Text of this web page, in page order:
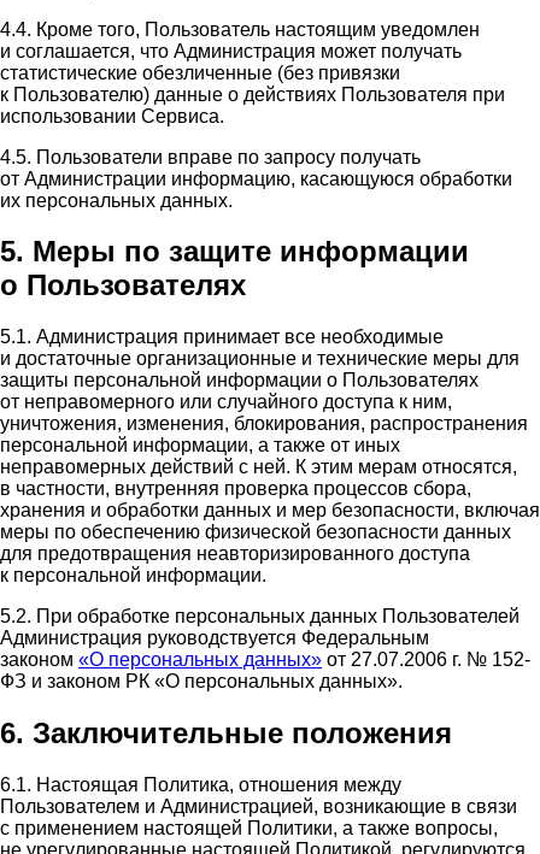
4.4. Кроме того, Пользователь настоящим уведомлен
и соглашается, что Администрация может получать
статистические обезличенные (без привязки
к Пользователю) данные о действиях Пользователя при
использовании Сервиса.
4.5. Пользователи вправе по запросу получать
от Администрации информацию, касающуюся обработки
их персональных данных.
5. Меры по защите информации
о Пользователях
5.1. Администрация принимает все необходимые
и достаточные организационные и технические меры для
защиты персональной информации о Пользователях
от неправомерного или случайного доступа к ним,
уничтожения, изменения, блокирования, распространения
персональной информации, а также от иных
неправомерных действий с ней. К этим мерам относятся,
в частности, внутренняя проверка процессов сбора,
хранения и обработки данных и мер безопасности, включая
меры по обеспечению физической безопасности данных
для предотвращения неавторизированного доступа
к персональной информации.
5.2. При обработке персональных данных Пользователей
Администрация руководствуется Федеральным
законом «О персональных данных» от 27.07.2006 г. № 152-
ФЗ и законом РК «О персональных данных».
6. Заключительные положения
6.1. Настоящая Политика, отношения между
Пользователем и Администрацией, возникающие в связи
с применением настоящей Политики, а также вопросы,